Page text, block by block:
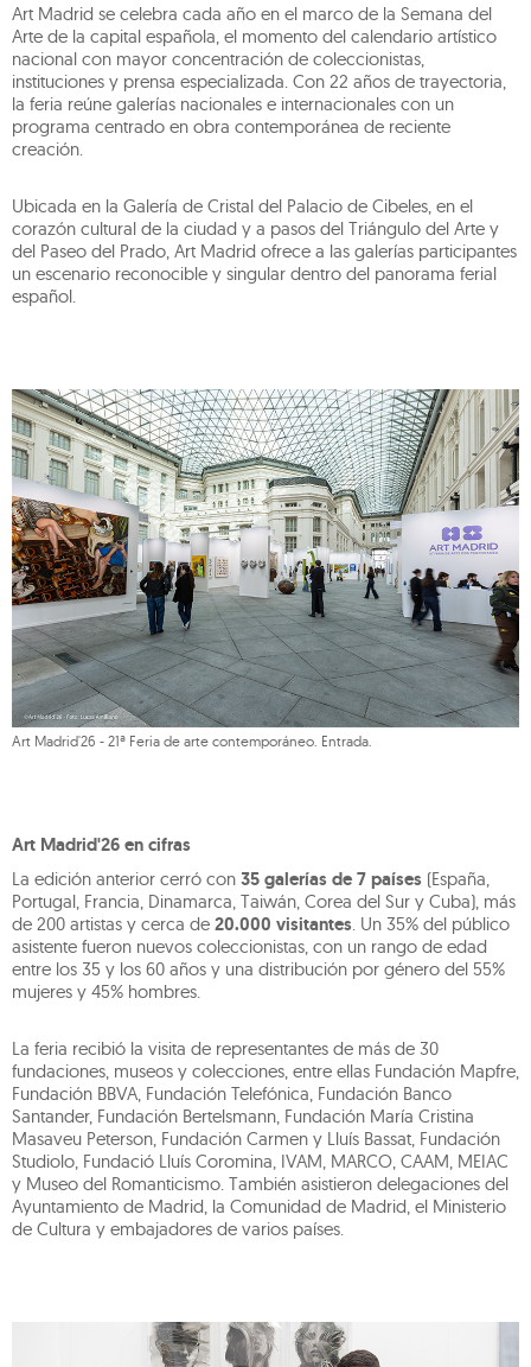
Art Madrid se celebra cada año en el marco de la Semana del
Arte de la capital española, el momento del calendario artístico
nacional con mayor concentración de coleccionistas,
instituciones y prensa especializada. Con 22 años de trayectoria,
la feria reúne galerías nacionales e internacionales con un
programa centrado en obra contemporánea de reciente
creación.
Ubicada en la Galería de Cristal del Palacio de Cibeles, en el
corazón cultural de la ciudad y a pasos del Triángulo del Arte y
del Paseo del Prado, Art Madrid ofrece a las galerías participantes
un escenario reconocible y singular dentro del panorama ferial
español.
Art Madrid'26 - 21ª Feria de arte contemporáneo. Entrada.
Art Madrid'26 en cifras
La edición anterior cerró con 35 galerías de 7 países (España,
Portugal, Francia, Dinamarca, Taiwán, Corea del Sur y Cuba), más
de 200 artistas y cerca de 20.000 visitantes. Un 35% del público
asistente fueron nuevos coleccionistas, con un rango de edad
entre los 35 y los 60 años y una distribución por género del 55%
mujeres y 45% hombres.
La feria recibió la visita de representantes de más de 30
fundaciones, museos y colecciones, entre ellas Fundación Mapfre,
Fundación BBVA, Fundación Telefónica, Fundación Banco
Santander, Fundación Bertelsmann, Fundación María Cristina
Masaveu Peterson, Fundación Carmen y Lluís Bassat, Fundación
Studiolo, Fundació Lluís Coromina, IVAM, MARCO, CAAM, MEIAC
y Museo del Romanticismo. También asistieron delegaciones del
Ayuntamiento de Madrid, la Comunidad de Madrid, el Ministerio
de Cultura y embajadores de varios países.